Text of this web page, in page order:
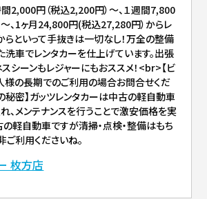
2,000円（税込2,200円）～、１週間7,800
、1ヶ月24,800円(税込27,280円）からレ
らといって手抜きは一切なし！万全の整備
洗車でレンタカーを仕上げています。出張
シーンもレジャーにもおススメ！<br>【ビ
様の長期でのご利用の場合お問合せくだ
秘密】ガッツレンタカーは中古の軽自動車
、メンテナンスを行うことで激安価格を実
の軽自動車ですが清掃・点検・整備はもち
利用くださいね。
枚方店